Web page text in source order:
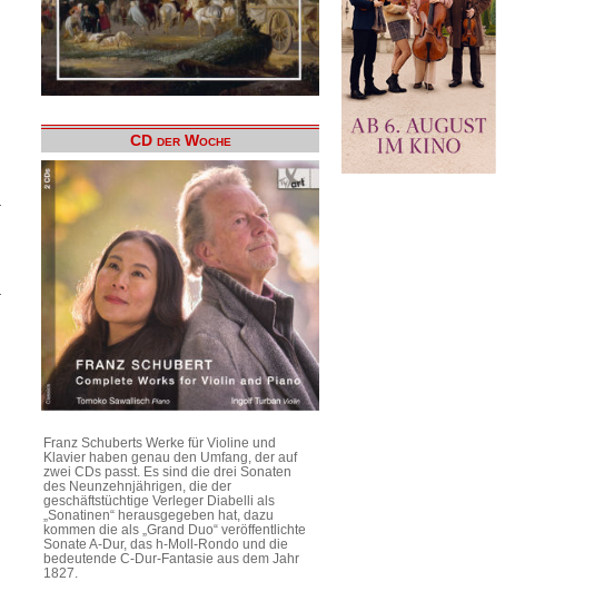
CD der Woche
Franz Schuberts Werke für Violine und
Klavier haben genau den Umfang, der auf
zwei CDs passt. Es sind die drei Sonaten
des Neunzehnjährigen, die der
geschäftstüchtige Verleger Diabelli als
„Sonatinen“ herausgegeben hat, dazu
kommen die als „Grand Duo“ veröffentlichte
Sonate A-Dur, das h-Moll-Rondo und die
bedeutende C-Dur-Fantasie aus dem Jahr
1827.